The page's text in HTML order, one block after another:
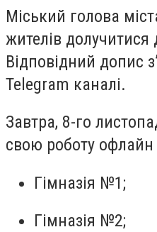
Міський голова
жителів долучитися
Відповідний допис
Telegram каналі.
Завтра, 8-го
свою роботу офлайн
Гімназія №1;
Гімназія №2;